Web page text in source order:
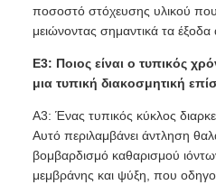
ποσοστό στόχευσης υλικού
μειώνοντας σημαντικά τα
Ε3: Ποιος είναι ο τυπικός
μια τυπική διακοσμητική
A3: Ένας τυπικός κύκλος
Αυτό περιλαμβάνει άντληση
βομβαρδισμό καθαρισμού
μεμβράνης και ψύξη, που